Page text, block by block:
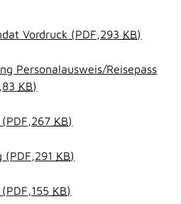
Vordruck (PDF,293 KB)
Personalausweis/Reisepass
KB)
(PDF,267 KB)
(PDF,291 KB)
(PDF,155 KB)